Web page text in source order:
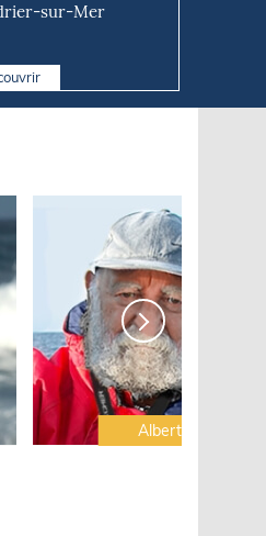
sur-Mer
Albert Brel